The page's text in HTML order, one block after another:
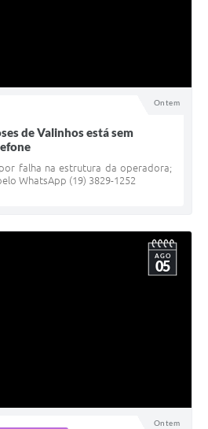
Ontem
de Valinhos está sem
falha na estrutura da operadora;
WhatsApp (19) 3829-1252
Ontem
AGO
05